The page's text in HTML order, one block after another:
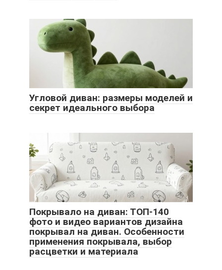
Угловой диван: размеры моделей и
секрет идеального выбора
Покрывало на диван: ТОП-140
фото и видео вариантов дизайна
покрывал на диван. Особенности
применения покрывала, выбор
расцветки и материала